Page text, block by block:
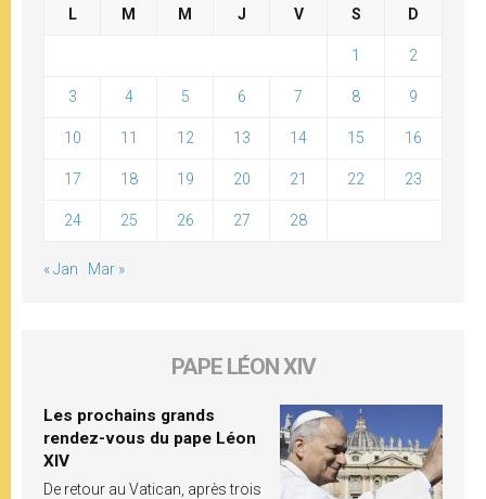
L M M J V S D
1 2
3 4 5 6 7 8 9
10 11 12 13 14 15 16
17 18 19 20 21 22 23
24 25 26 27 28
« Jan Mar »
PAPE LÉON XIV
Les prochains grands
rendez-vous du pape Léon
XIV
De retour au Vatican, après trois